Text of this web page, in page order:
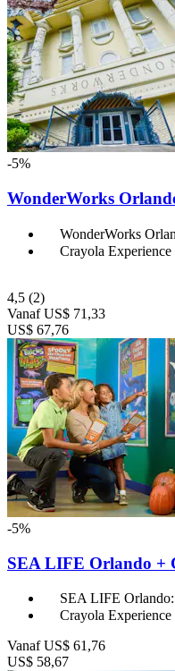
-5%
WonderWorks
WonderWorks
Crayola
4,5 (2)
Vanaf US$ 71,33
US$ 67,76
-5%
SEA LIFE Orlando +
SEA LIFE
Crayola
Vanaf US$ 61,76
US$ 58,67